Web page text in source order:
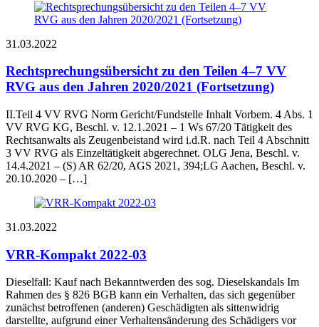
31.03.2022
Rechtsprechungsübersicht zu den Teilen 4–7 VV
RVG aus den Jahren 2020/2021 (Fortsetzung)
II.Teil 4 VV RVG Norm Gericht/Fundstelle Inhalt Vorbem. 4 Abs. 1
VV RVG KG, Beschl. v. 12.1.2021 – 1 Ws 67/20 Tätigkeit des
Rechtsanwalts als Zeugenbeistand wird i.d.R. nach Teil 4 Abschnitt
3 VV RVG als Einzeltätigkeit abgerechnet. OLG Jena, Beschl. v.
14.4.2021 – (S) AR 62/20, AGS 2021, 394;LG Aachen, Beschl. v.
20.10.2020 – […]
31.03.2022
VRR-Kompakt 2022-03
Dieselfall: Kauf nach Bekanntwerden des sog. Dieselskandals Im
Rahmen des § 826 BGB kann ein Verhalten, das sich gegenüber
zunächst betroffenen (anderen) Geschädigten als sittenwidrig
darstellte, aufgrund einer Verhaltensänderung des Schädigers vor